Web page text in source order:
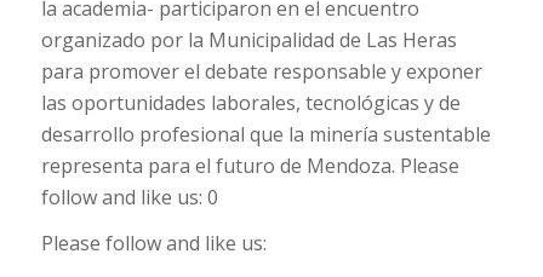
la academia- participaron en el encuentro
organizado por la Municipalidad de Las Heras
para promover el debate responsable y exponer
las oportunidades laborales, tecnológicas y de
desarrollo profesional que la minería sustentable
representa para el futuro de Mendoza. Please
follow and like us: 0
Please follow and like us: